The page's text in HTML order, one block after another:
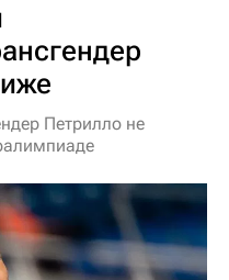
Петрилло не